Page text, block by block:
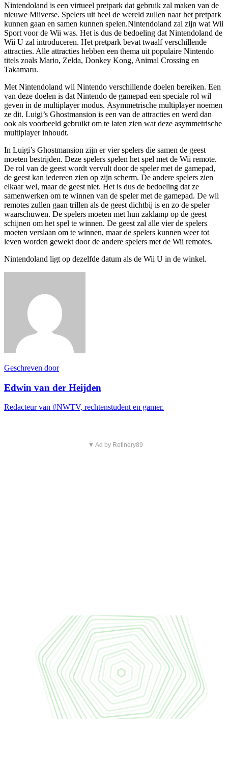
Nintendoland is een virtueel pretpark dat gebruik zal maken van de
nieuwe Miiverse. Spelers uit heel de wereld zullen naar het pretpark
kunnen gaan en samen kunnen spelen.Nintendoland zal zijn wat Wii
Sport voor de Wii was. Het is dus de bedoeling dat Nintendoland de
Wii U zal introduceren. Het pretpark bevat twaalf verschillende
attracties. Alle attracties hebben een thema uit populaire Nintendo
titels zoals Mario, Zelda, Donkey Kong, Animal Crossing en
Takamaru.
Met Nintendoland wil Nintendo verschillende doelen bereiken. Een
van deze doelen is dat Nintendo de gamepad een speciale rol wil
geven in de multiplayer modus. Asymmetrische multiplayer noemen
ze dit. Luigi’s Ghostmansion is een van de attracties en werd dan
ook als voorbeeld gebruikt om te laten zien wat deze asymmetrische
multiplayer inhoudt.
In Luigi’s Ghostmansion zijn er vier spelers die samen de geest
moeten bestrijden. Deze spelers spelen het spel met de Wii remote.
De rol van de geest wordt vervult door de speler met de gamepad,
de geest kan iedereen zien op zijn scherm. De andere spelers zien
elkaar wel, maar de geest niet. Het is dus de bedoeling dat ze
samenwerken om te winnen van de speler met de gamepad. De wii
remotes zullen gaan trillen als de geest dichtbij is en zo de speler
waarschuwen. De spelers moeten met hun zaklamp op de geest
schijnen om het spel te winnen. De geest zal alle vier de spelers
moeten verslaan om te winnen, maar de spelers kunnen weer tot
leven worden gewekt door de andere spelers met de Wii remotes.
Nintendoland ligt op dezelfde datum als de Wii U in de winkel.
Geschreven door
Edwin van der Heijden
Redacteur van #NWTV, rechtenstudent en gamer.
▼ Ad by Refinery89